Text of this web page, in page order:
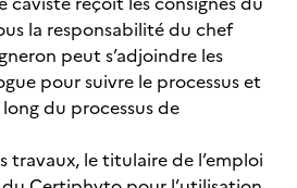
la responsabilité du chef
peut s’adjoindre les
pour suivre le processus et
du processus de
travaux, le titulaire de l’emploi